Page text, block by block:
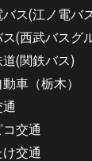
ス(江ノ電バ
(西武バスグ
(関鉄バス)
車（栃木）
交通
交通